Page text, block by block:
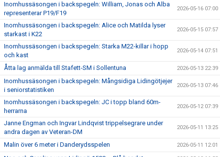
Inomhussäsongen i backspegeln: William, Jonas och Alba
representerar P19/F19
2026-05-16 07:00
Inomhussäsongen i backspegeln: Alice och Matilda lyser
starkast i K22
2026-05-15 07:57
Inomhussäsongen i backspegeln: Starka M22-killar i hopp
och kast
2026-05-14 07:51
Åtta lag anmälda till Stafett-SM i Sollentuna 2026-05-13 22:39
Inomhussäsongen i backspegeln: Mångsidiga Lidingötjejer
i seniorstatistiken
2026-05-13 07:46
Inomhussäsongen i backspegeln: JC i topp bland 60m-
herrarna
2026-05-12 07:39
Janne Engman och Ingvar Lindqvist trippelsegrare under
andra dagen av Veteran-DM
2026-05-11 13:25
Malin över 6 meter i Danderydsspelen 2026-05-11 12:01